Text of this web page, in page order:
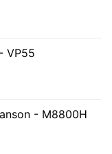
VP55
- M8800H